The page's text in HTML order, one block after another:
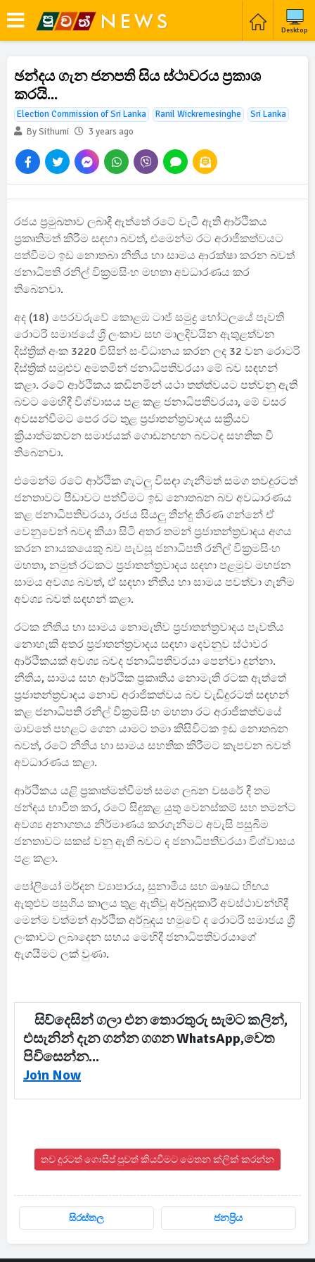
Desktop
ඡන්දය ගැන ජනපති සිය ස්ථාවරය ප්‍රකාශ
කරයි...
Election Commission of Sri Lanka Ranil Wickremesinghe
Sri Lanka
By Sithumi
3 years ago
රජය ප්‍රමුඛතාව ලබාදී ඇත්තේ රටේ වැටී ඇති ආර්ථිකය
ප්‍රකෘතිමත් කිරීම සඳහා බවත්, එමෙන්ම රට අරාජිකත්වයට
පත්වීමට ඉඩ නොතබා නීතිය හා සාමය ආරක්ෂා කරන බවත්
ජනාධිපති රනිල් වික්‍රමසිංහ මහතා අවධාරණය කර
තිබෙනවා.
අද (18) පෙරවරුවේ කොළඹ ටාජ් සමුද්‍ර හෝටලයේ පැවති
රොටරි සමාජයේ ශ්‍රී ලංකාව සහ මාලදිවයින ඇතුළත්වන
දිස්ත්‍රික් අංක 3220 විසින් සංවිධානය කරන ලද 32 වන රොටරි
දිස්ත්‍රික් සමුළුව අමතමින් ජනාධිපතිවරයා මේ බව සඳහන්
කළා. රටේ ආර්ථිකය කඩිනමින් යථා තත්ත්වයට පත්වනු ඇති
බවට මෙහිදී විශ්වාසය පළ කළ ජනාධිපතිවරයා, මේ වසර
අවසන්වීමට පෙර රට තුළ ප්‍රජාතන්ත්‍රවාදය සක්‍රියව
ක්‍රියාත්මකවන සමාජයක් ගොඩනඟන බවටද සහතික වී
තිබෙනවා.
එමෙන්ම රටේ ආර්ථික ගැටලු විසඳා ගැනීමත් සමග තවදුරටත්
ජනතාවට පීඩාවට පත්වීමට ඉඩ නොතබන බව අවධාරණය
කළ ජනාධිපතිවරයා, රජය සියලු තීන්දු තීරණ ගන්නේ ඒ
වෙනුවෙන් බවද කියා සිටි අතර තමන් ප්‍රජාතන්ත්‍රවාදය අගය
කරන නායකයෙකු බව පැවසූ ජනාධිපති රනිල් වික්‍රමසිංහ
මහතා, නමුත් රටකට ප්‍රජාතන්ත්‍රවාදය සඳහා පළමුව මහජන
සාමය අවශ්‍ය බවත්, ඒ සඳහා නීතිය හා සාමය පවත්වා ගැනීම
අවශ්‍ය බවත් සඳහන් කළා.
රටක නීතිය හා සාමය නොමැතිව ප්‍රජාතන්ත්‍රවාදය පැවතිය
නොහැකි අතර ප්‍රජාතන්ත්‍රවාදය සඳහා දෙවනුව ස්ථාවර
ආර්ථිකයක් අවශ්‍ය බවද ජනාධිපතිවරයා පෙන්වා දුන්නා.
නීතිය, සාමය සහ ආර්ථික ප්‍රකෘතිය නොමැති රටක ඇත්තේ
ප්‍රජාතන්ත්‍රවාදය නොව අරාජිකත්වය බව වැඩිදුරටත් සඳහන්
කළ ජනාධිපති රනිල් වික්‍රමසිංහ මහතා රට අරාජිකත්වයේ
මාවතේ පහළට ගෙන යාමට තමා කිසිවිටක ඉඩ නොතබන
බවත්, රටේ නීතිය හා සාමය සහතික කිරීමට කැපවන බවත්
අවධාරණය කළා.
ආර්ථිකය යළි ප්‍රකෘත්මත්වීමත් සමග ලබන වසරේ දී තම
ඡන්දය භාවිත කර, රටේ සිදුකළ යුතු වෙනස්කම් සහ තමන්ට
අවශ්‍ය අනාගතය නිර්මාණය කරගැනීමට අවැසි පසුබිම
ජනතාවට සකස් වනු ඇති බවට ද ජනාධිපතිවරයා විශ්වාසය
පළ කළා.
පෝලියෝ මර්දන ව්‍යාපාරය, සුනාමිය සහ ඖෂධ හිඟය
ඇතුළුව පසුගිය කාලය තුළ ඇතිවූ අර්බුදකාරී අවස්ථාවන්හිදී
මෙන්ම වත්මන් ආර්ථික අර්බුදය හමුවේ ද රොටරි සමාජය ශ්‍රී
ලංකාවට ලබාදෙන සහය මෙහිදී ජනාධිපතිවරයාගේ
ඇගයීමට ලක් වුණා.
සිව්දෙසින් ගලා එන තොරතුරු සැමට කලින්,
එසැනින් දැන ගන්න ගගන WhatsApp,වෙත
පිවිසෙන්න...
Join Now
තව දුරටත් ගොසිප් පුවත් කියවීමට මෙතන ක්ලික් කරන්න
සිරස්තල ජනප්‍රිය